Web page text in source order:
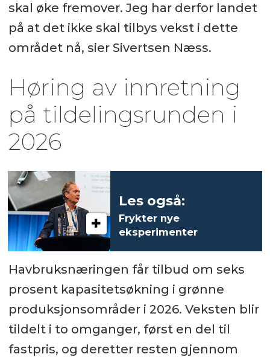
skal øke fremover. Jeg har derfor landet
på at det ikke skal tilbys vekst i dette
området nå, sier Sivertsen Næss.
Høring av innretning
på tildelingsrunden i
2026
Les også:
Frykter nye
eksperimenter
Havbruksnæringen får tilbud om seks
prosent kapasitetsøkning i grønne
produksjonsområder i 2026. Veksten blir
tildelt i to omganger, først en del til
fastpris, og deretter resten gjennom